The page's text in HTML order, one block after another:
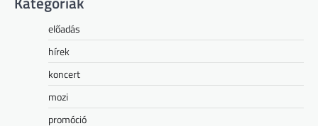
előadás
hírek
koncert
mozi
promóció